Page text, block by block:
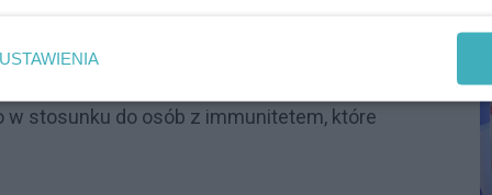
instrukcje Straży Marszałkowskiej - odtąd
objętych immunitetem, które będą niszczyć
w stosunku do osób z immunitetem, które
USTAWIENIA